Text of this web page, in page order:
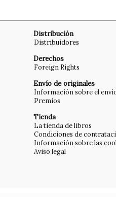
Distribución
Distribuidores
Derechos
Foreign Rights
Envío de originales
Información sobre el
Premios
Tienda
La tienda de libros
Condiciones de
Información sobre las
Aviso legal